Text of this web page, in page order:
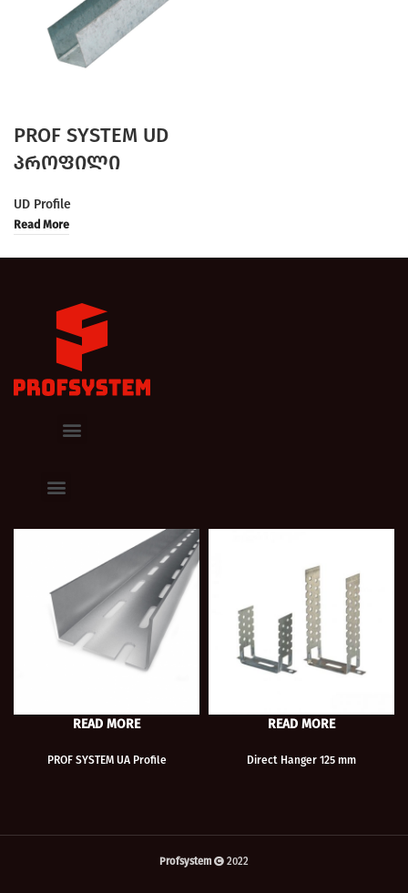
PROF SYSTEM UD
პროფილი
UD Profile
Read More
READ MORE
PROF SYSTEM UA Profile
READ MORE
Direct Hanger 125 mm
Profsystem 2022